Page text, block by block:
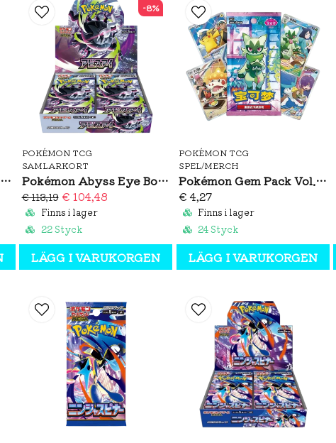
Pokémon Abyss Eye Booster Pack (JP)
POKÉMON TCG
SAMLARKORT
Pokémon Abyss Eye Booster Box (JP)
€ 113,19 € 104,48
Finns i lager
22 Styck
LÄGG I VARUKORGEN
-8%
POKÉMON TCG
SPEL/MERCH
Pokémon Gem Pack Vol. 5 Booster Pack (S-CH)
€ 4,27
Finns i lager
24 Styck
LÄGG I VARUKORGEN